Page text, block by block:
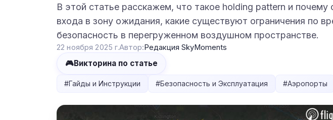
В этой статье расскажем, что такое holding pattern и
входа в зону ожидания, какие существуют ограничения по
безопасность в перегруженном воздушном пространстве.
22 ноября 2025 г.Автор:Редакция SkyMoments
🎮Викторина по статье
#Гайды и Инструкции #Безопасность и Эксплуатация #Аэропорты